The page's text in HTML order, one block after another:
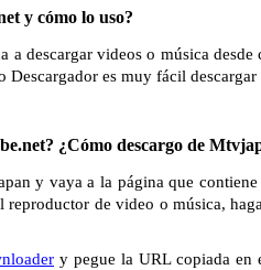
y cómo lo uso?
a descargar videos o música
es muy fácil
¿Cómo descargo de
y vaya a la página que
reproductor de video o música,
y pegue la URL copiada en